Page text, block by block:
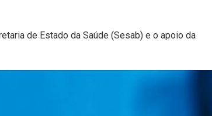
de Estado da Saúde (Sesab) e o apoio da